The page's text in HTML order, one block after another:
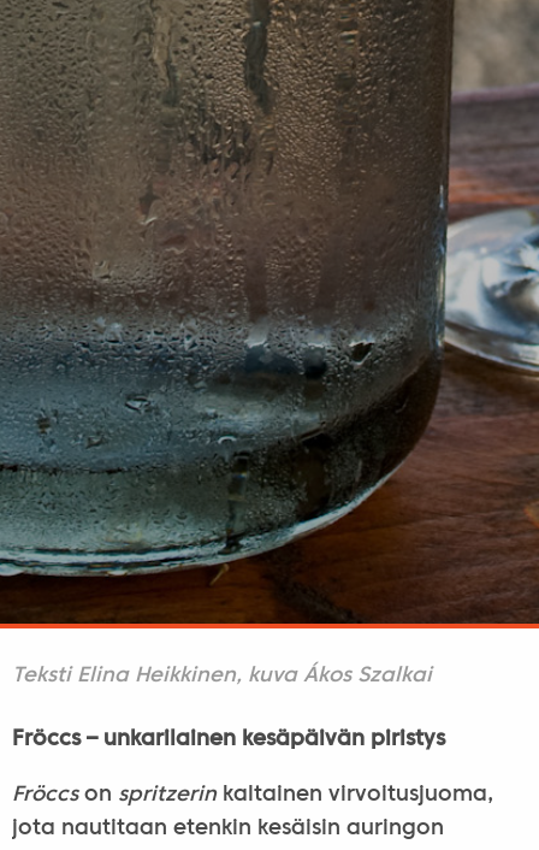
Teksti Elina Heikkinen, kuva Ákos Szalkai
Fröccs – unkarilainen kesäpäivän piristys
Fröccson spritzerinkaltainen virvoitusjuoma,
jota nautitaan etenkin kesäisin auringon